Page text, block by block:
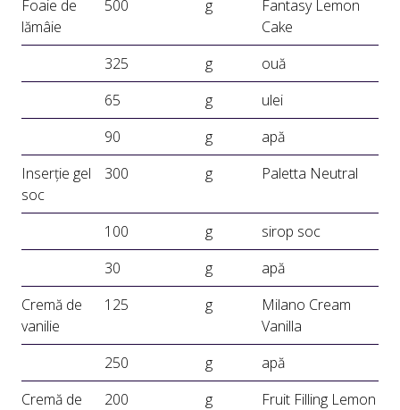
Foaie de
lămâie
500 g
Fantasy Lemon
Cake
325
g
ouă
65
g
ulei
90
g
apă
Inserție gel
soc
300 g Paletta Neutral
100 g
sirop soc
30
g
apă
Cremă de
vanilie
125 g
Milano Cream
Vanilla
250
g
apă
Cremă de
200 g
Fruit Filling Lemon